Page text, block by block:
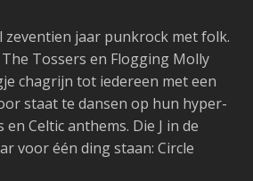
zeventien jaar punkrock met folk.
Tossers en Flogging Molly
chagrijn tot iedereen met een
staat te dansen op hun hyper-
Celtic anthems. Die J in de
voor één ding staan: Circle